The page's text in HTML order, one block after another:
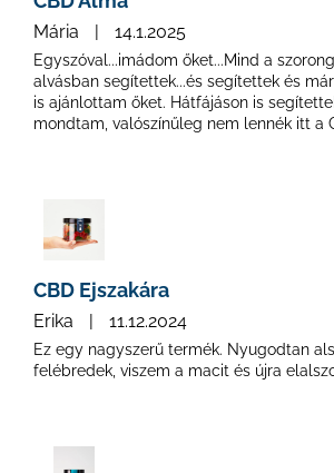
Mária 14.1.2025
Egyszóval...imádom őket...Mind a
alvásban segítettek...és segítettek és
is ajánlottam őket. Hátfájáson is
mondtam, valószínűleg nem lennék itt a
CBD Ejszakára
Erika 11.12.2024
Ez egy nagyszerű termék. Nyugodtan
felébredek, viszem a macit és újra